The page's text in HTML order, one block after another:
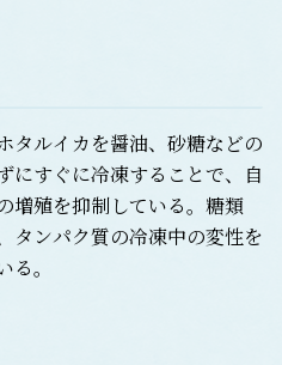
タルイカを醤油、砂糖などの
にすぐに冷凍することで、自
増殖を抑制している。糖類
タンパク質の冷凍中の変性を
。